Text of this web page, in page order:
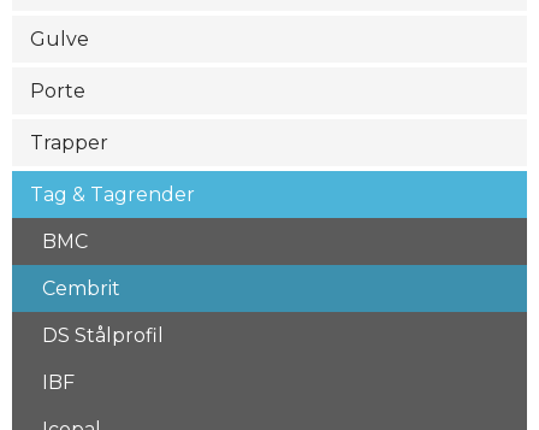
Gulve
Porte
Trapper
Tag & Tagrender
BMC
Cembrit
DS Stålprofil
IBF